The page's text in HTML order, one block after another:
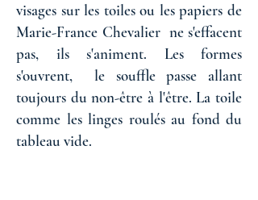
visages sur les toiles ou les papiers de
Marie-France Chevalier ne s'effacent
pas, ils s'animent. Les formes
s'ouvrent, le souffle passe allant
toujours du non-être à l'être. La toile
comme les linges roulés au fond du
tableau vide.